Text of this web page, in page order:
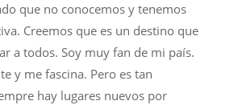
que no conocemos y tenemos
Creemos que es un destino que
a todos. Soy muy fan de mi país.
y me fascina. Pero es tan
hay lugares nuevos por